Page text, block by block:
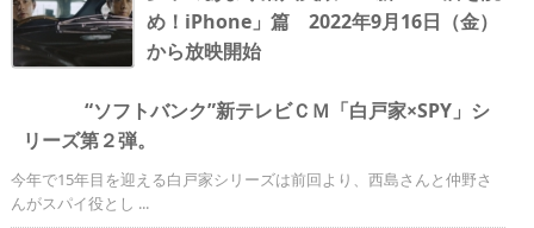
め！iPhone」篇 2022年9月16日（金）
から放映開始
“ソフトバンク”新テレビＣＭ「白戸家×SPY」シ
リーズ第２弾。
今年で15年目を迎える白戸家シリーズは前回より、西島さんと仲野さ
んがスパイ役とし ...